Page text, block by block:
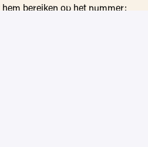
hem bereiken op het nummer: